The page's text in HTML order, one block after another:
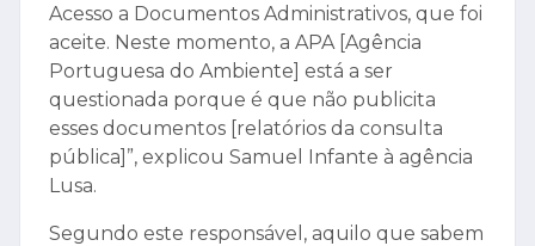
Acesso a Documentos Administrativos, que foi
aceite. Neste momento, a APA [Agência
Portuguesa do Ambiente] está a ser
questionada porque é que não publicita
esses documentos [relatórios da consulta
pública]”, explicou Samuel Infante à agência
Lusa.
Segundo este responsável, aquilo que sabem